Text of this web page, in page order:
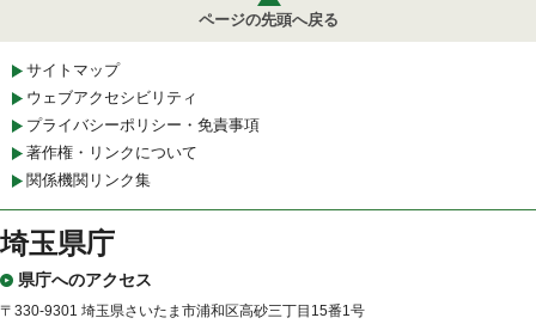
ページの先頭へ戻る
サイトマップ
ウェブアクセシビリティ
プライバシーポリシー・免責事項
著作権・リンクについて
関係機関リンク集
埼玉県庁
県庁へのアクセス
〒330-9301 埼玉県さいたま市浦和区高砂三丁目15番1号